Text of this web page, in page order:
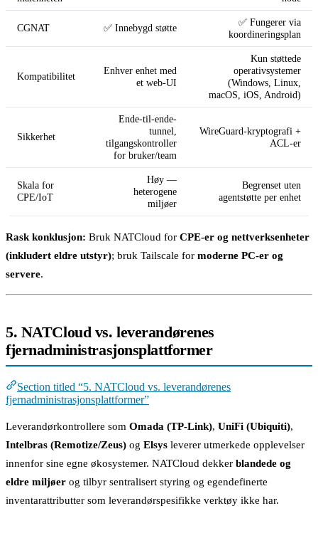
CGNAT ✅ Innebygd støtte
✅ Fungerer via
koordineringsplan
Kompatibilitet
Enhver enhet med
et web-UI
Kun støttede
operativsystemer
(Windows, Linux,
macOS, iOS, Android)
Sikkerhet
Ende-til-ende-
tunnel,
tilgangskontroller
for bruker/team
WireGuard-kryptografi +
ACL-er
Skala for
CPE/IoT
Høy —
heterogene
miljøer
Begrenset uten
agentstøtte per enhet
Rask konklusjon: Bruk NATCloud for CPE-er og nettverksenheter
(inkludert eldre utstyr); bruk Tailscale for moderne PC-er og
servere.
5. NATCloud vs. leverandørenes
fjernadministrasjonsplattformer
Section titled “5. NATCloud vs. leverandørenes
fjernadministrasjonsplattformer”
Leverandørkontrollere som Omada (TP-Link), UniFi (Ubiquiti),
Intelbras (Remotize/Zeus) og Elsys leverer utmerkede opplevelser
innenfor sine egne økosystemer. NATCloud dekker blandede og
eldre miljøer og tilbyr sentralisert styring og egendefinerte
inventarattributter som leverandørspesifikke verktøy ikke har.